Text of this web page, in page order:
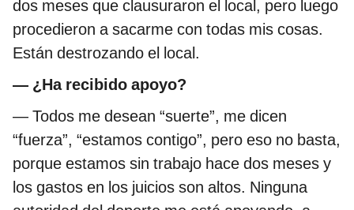
dos meses que clausuraron el local, pero luego
procedieron a sacarme con todas mis cosas.
Están destrozando el local.
— ¿Ha recibido apoyo?
— Todos me desean “suerte”, me dicen
“fuerza”, “estamos contigo”, pero eso no basta,
porque estamos sin trabajo hace dos meses y
los gastos en los juicios son altos. Ninguna